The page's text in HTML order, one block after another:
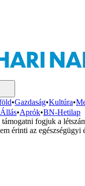
•Gazdaság•Kultúra•
Állás•Aprók•BN-Hetilap
fogjuk a
érinti az egészségügyi